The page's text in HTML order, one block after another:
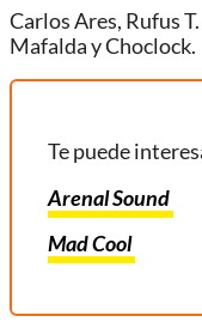
Carlos Ares, Rufus
Mafalda y Choclock.
Te puede
Arenal Sound
Mad Cool